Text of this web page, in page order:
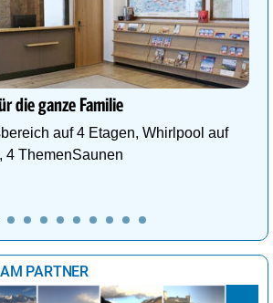
die ganze Familie
auf 4 Etagen, Whirlpool auf
4 ThemenSaunen
PARTNER